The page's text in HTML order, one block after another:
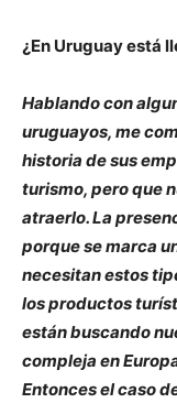
¿En Uruguay está
Hablando con
uruguayos, me
historia de sus
turismo, pero que
atraerlo. La
porque se marca
necesitan estos
los productos
están buscando
compleja en
Entonces el caso